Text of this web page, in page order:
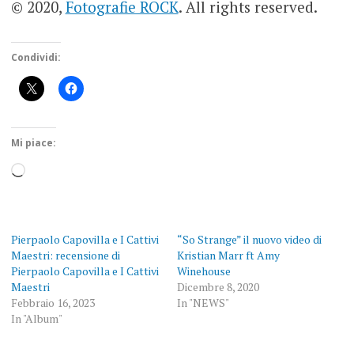
© 2020, Fotografie ROCK. All rights reserved.
Condividi:
Mi piace:
Caricamento
Pierpaolo Capovilla e I Cattivi
Maestri: recensione di
Pierpaolo Capovilla e I Cattivi
Maestri
Febbraio 16, 2023
In "Album"
“So Strange” il nuovo video di
Kristian Marr ft Amy
Winehouse
Dicembre 8, 2020
In "NEWS"